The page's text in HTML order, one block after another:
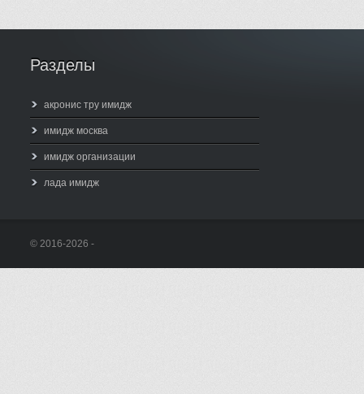
Разделы
акронис тру имидж
имидж москва
имидж организации
лада имидж
© 2016-2026 -